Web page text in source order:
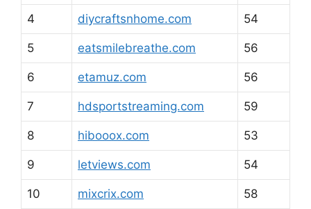
4 diycraftsnhome.com 54
5 eatsmilebreathe.com 56
6 etamuz.com 56
7 hdsportstreaming.com 59
8 hibooox.com 53
9 letviews.com 54
10 mixcrix.com 58